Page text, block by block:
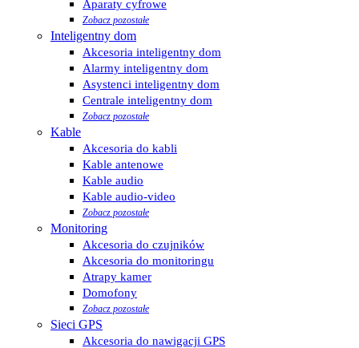
Aparaty cyfrowe
Zobacz pozostałe
Inteligentny dom
Akcesoria inteligentny dom
Alarmy inteligentny dom
Asystenci inteligentny dom
Centrale inteligentny dom
Zobacz pozostałe
Kable
Akcesoria do kabli
Kable antenowe
Kable audio
Kable audio-video
Zobacz pozostałe
Monitoring
Akcesoria do czujników
Akcesoria do monitoringu
Atrapy kamer
Domofony
Zobacz pozostałe
Sieci GPS
Akcesoria do nawigacji GPS